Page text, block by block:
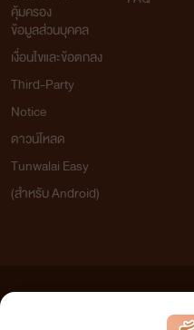
คุ้มครอง
ข้อมูลส่วนบุคคล
เงื่อนไขและข้อตกลง
Third-Party
Notice
ดาวน์โหลด
Tunwalai Easy
(สำหรับ Android)
เว็บไซต์แห่งนี้ไม่ได้เห็นด้วยและไม่ขอรับผิดชอบ